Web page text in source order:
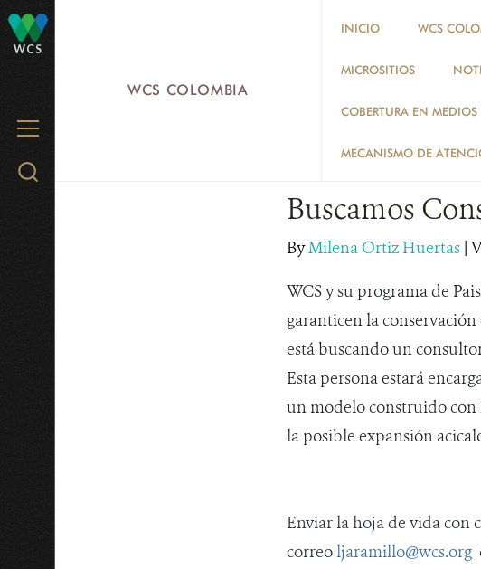
WCS
MENU
Search
WCS COLOMBIA
INICIO WCS
MICROSITIOS
COBERTURA EN
MECANISMO DE
Buscamos
ByMilena Ortiz Huertas |
WCS y su programa de
garanticen la
está buscando un
Esta persona estará
unmodelo construido con
la posible expansión
Enviar la hoja de vida con
correoljaramillo@wcs.org